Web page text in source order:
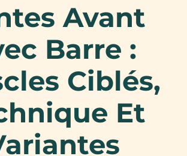
Avant
Barre :
Ciblés,
Et